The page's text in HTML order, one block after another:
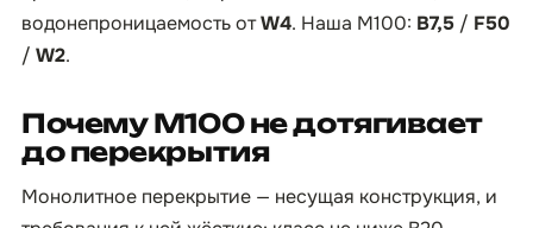
водонепроницаемость отW4. Наша М100: B7,5 / F50
/ W2.
Почему М100 не дотягивает
до перекрытия
Монолитное перекрытие — несущая конструкция, и